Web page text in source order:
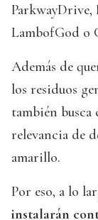
LambofGod o
Además de
los residuos
también busca
relevancia de
amarillo.
Por eso, a lo
instalarán